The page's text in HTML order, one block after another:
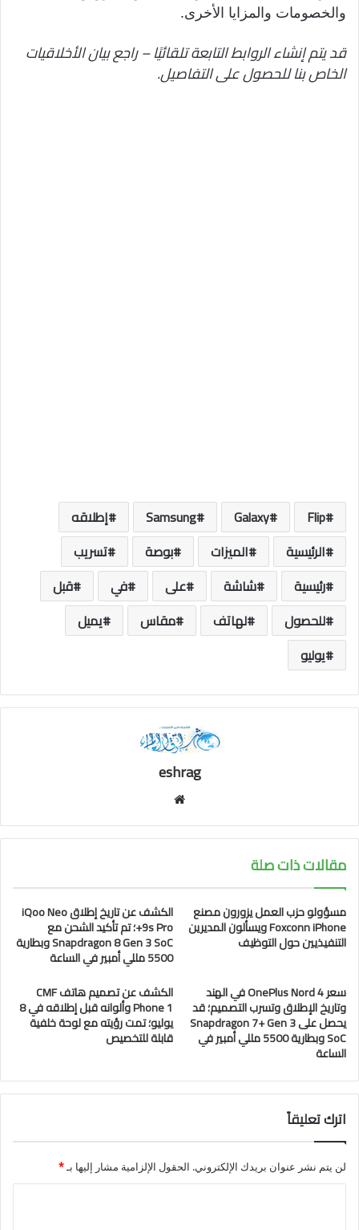
والخصومات والمزايا الأخرى.
قد يتم إنشاء الروابط التابعة تلقائيًا – راجع بيان الأخلاقيات
الخاص بنا للحصول على التفاصيل.
Flip
Galaxy
Samsung
إطلاقه
الرئيسية
الميزات بوصة
تسريب
رئيسية
شاشة على في
قبل
للحصول
لهاتف مقاس
يميل
يوليو
eshrag
مقالات ذات صلة
مسؤولو حزب العمل يزورون مصنع
Foxconn iPhone ويسألون المديرين
التنفيذيين حول التوظيف
الكشف عن تاريخ إطلاق iQoo Neo
9s Pro+؛ تم تأكيد الشحن مع
Snapdragon 8 Gen 3 SoC وبطارية
5500 مللي أمبير في الساعة
سعر OnePlus Nord 4 في الهند
وتاريخ الإطلاق وتسرب التصميم؛ قد
يحصل على Snapdragon 7+ Gen 3
SoC وبطارية 5500 مللي أمبير في
الساعة
الكشف عن تصميم هاتف CMF
Phone 1 وألوانه قبل إطلاقه في 8
يوليو؛ تمت رؤيته مع لوحة خلفية
قابلة للتخصيص
اترك تعليقاً
لن يتم نشر عنوان بريدك الإلكتروني. الحقول الإلزامية مشار إليها بـ*